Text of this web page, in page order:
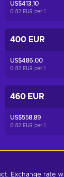
US$413,10
0.82 EUR per1
400 EUR
US$486,00
0.82 EUR per1
460 EUR
US$558,89
0.82 EUR per1
Exchange rate